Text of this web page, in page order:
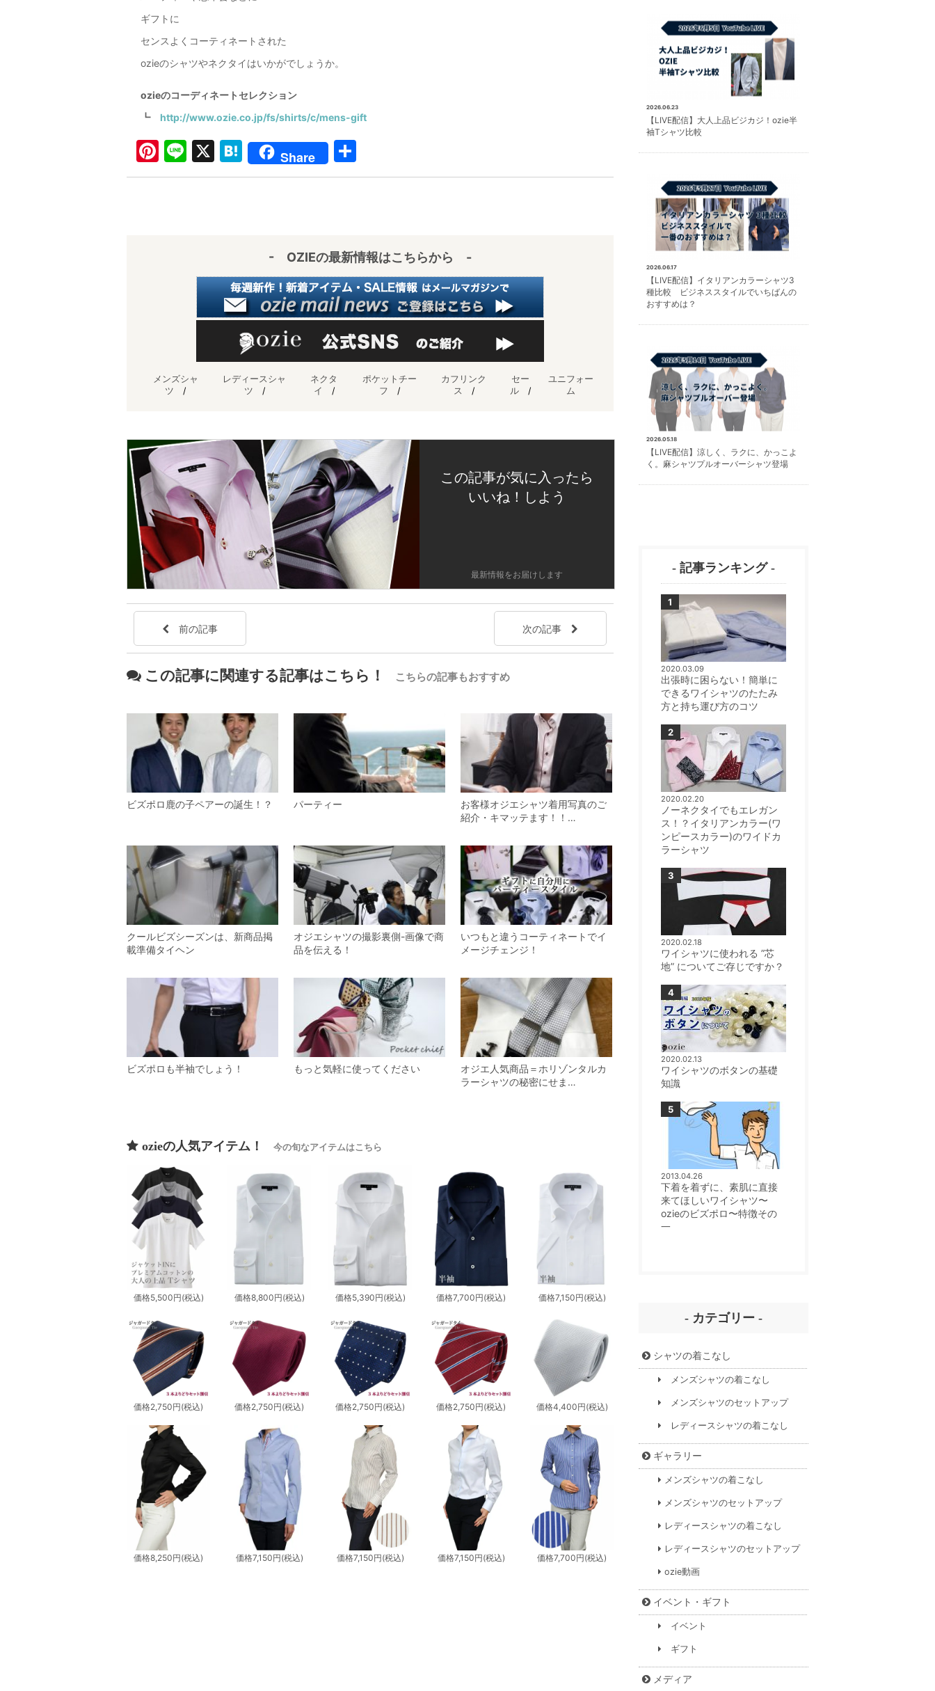
ギフトに
センスよくコーティネートされた
ozieのシャツやネクタイはいかがでしょうか。
ozieのコーディネートセレクション
┗ http://www.ozie.co.jp/fs/shirts/c/mens-gift
Pi
nt
Li
n
X
H
at
Share
有
- OZIEの最新情報はこちらから -
メンズシャ
ツ /
レディースシャ
ツ /
ネクタ
イ
/
ポケットチー
フ /
カフリンク
ス /
セー
ル/
ユニフォー
ム
この記事が気に入ったら
いいね！しよう
最新情報をお届けします
前の記事 次の記事
この記事に関連する記事はこちら！ こちらの記事もおすすめ
ビズポロ鹿の子ペアーの誕生！？ パーティー
お客様オジエシャツ着用写真のご
紹介・キマッテます！！…
クールビズシーズンは、新商品掲
載準備タイヘン
オジエシャツの撮影裏側-画像で商
品を伝える！
いつもと違うコーティネートでイ
メージチェンジ！
ビズポロも半袖でしょう！ もっと気軽に使ってください
オジエ人気商品＝ホリゾンタルカ
ラーシャツの秘密にせま…
ozieの人気アイテム！ 今の旬なアイテムはこちら
価格5,500円(税込) 価格8,800円(税込) 価格5,390円(税込) 価格7,700円(税込) 価格7,150円(税込)
価格2,750円(税込) 価格2,750円(税込) 価格2,750円(税込) 価格2,750円(税込) 価格4,400円(税込)
価格8,250円(税込) 価格7,150円(税込) 価格7,150円(税込) 価格7,150円(税込) 価格7,700円(税込)
2026.06.23
【LIVE配信】大人上品ビジカジ！ozie半
袖Tシャツ比較
2026.06.17
【LIVE配信】イタリアンカラーシャツ3
種比較 ビジネススタイルでいちばんの
おすすめは？
2026.05.18
【LIVE配信】涼しく、ラクに、かっこよ
く。麻シャツプルオーバーシャツ登場
- 記事ランキング -
2020.03.09
出張時に困らない！簡単に
できるワイシャツのたたみ
方と持ち運び方のコツ
2020.02.20
ノーネクタイでもエレガン
ス！？イタリアンカラー(ワ
ンピースカラー)のワイドカ
ラーシャツ
2020.02.18
ワイシャツに使われる ”芯
地” についてご存じですか？
2020.02.13
ワイシャツのボタンの基礎
知識
2013.04.26
下着を着ずに、素肌に直接
来てほしいワイシャツ〜
ozieのビズポロ〜特徴その
一
- カテゴリー -
シャツの着こなし
メンズシャツの着こなし
メンズシャツのセットアップ
レディースシャツの着こなし
ギャラリー
メンズシャツの着こなし
メンズシャツのセットアップ
レディースシャツの着こなし
レディースシャツのセットアップ
ozie動画
イベント・ギフト
イベント
ギフト
メディア